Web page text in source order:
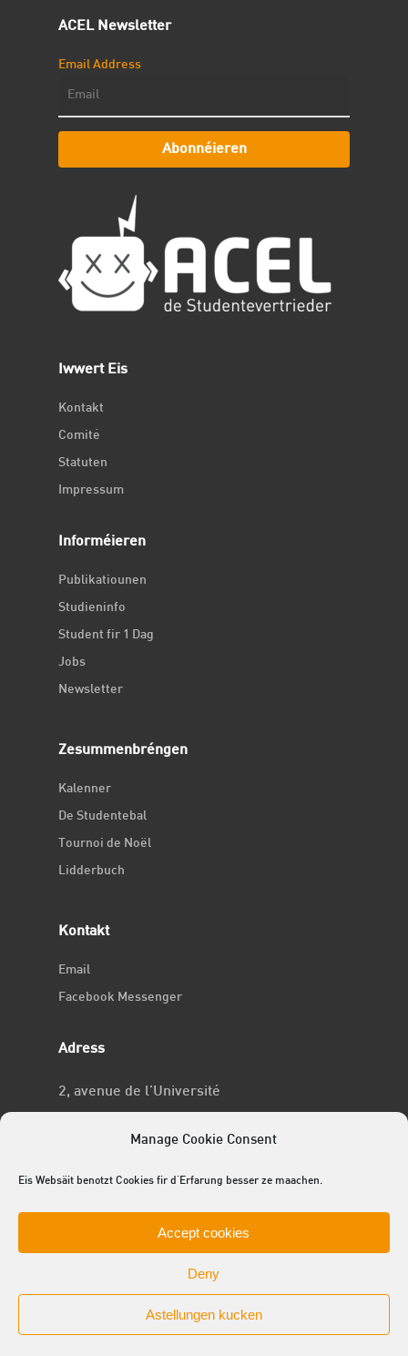
Manage Cookie Consent
Eis Websäit benotzt Cookies fir d'Erfarung besser ze maachen.
Accept cookies
Deny
Astellungen kucken
ACEL Newsletter
Email Address
Abonnéieren
Iwwert Eis
Kontakt
Comité
Statuten
Impressum
Informéieren
Publikatiounen
Studieninfo
Student fir 1 Dag
Jobs
Newsletter
Zesummenbréngen
Kalenner
De Studentebal
Tournoi de Noël
Lidderbuch
Kontakt
Email
Facebook Messenger
Adress
2, avenue de l’Université
No RCSL
© 2025 ACEL - de Studentevertrieder